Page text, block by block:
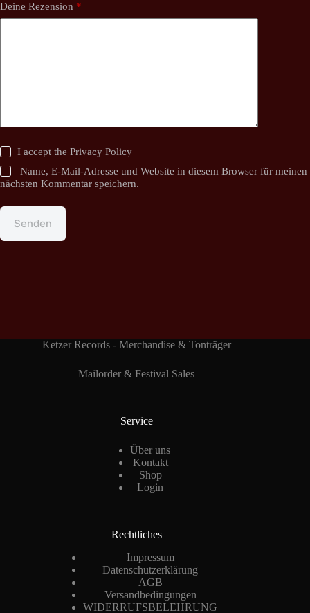
Deine Rezension *
I accept thePrivacy Policy
Name, E-Mail-Adresse und Website in diesem Browser für meinen
nächsten Kommentar speichern.
Senden
Ketzer Records - Merchandise & Tonträger
Mailorder & Festival Sales
Service
Über uns
Kontakt
Shop
Login
Rechtliches
Impressum
Datenschutzerklärung
AGB
Versandbedingungen
WIDERRUFSBELEHRUNG